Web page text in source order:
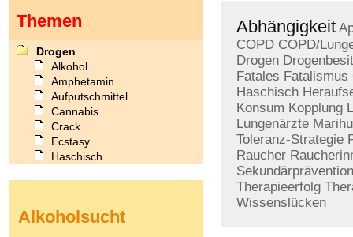
Abhängigkeit
COPD COPD/
Drogen
Fatales Fatalismus
Haschisch
Konsum Kopplung
Lungenärzte
Toleranz-Strategie
Raucher
Sekundärprävention
Therapieerfolg
Wissenslücken
Themen
Drogen
Alkohol
Amphetamin
Aufputschmittel
Cannabis
Crack
Ecstasy
Haschisch
Kokain
Alkoholsucht